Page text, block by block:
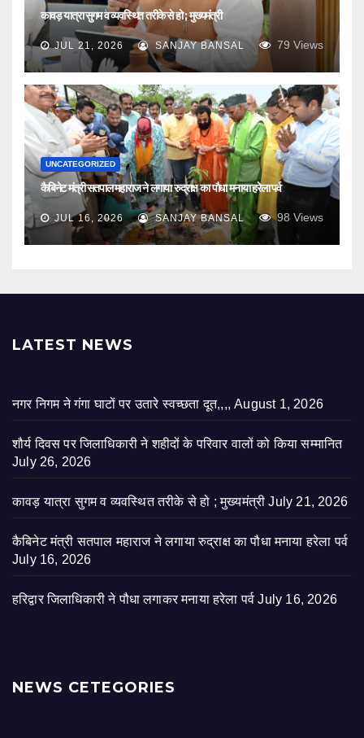
कावड़ यात्रा सुगम व व्यवस्थित तरीके से हो ; मुख्यमंत्री
JUL 21, 2026 SANJAY BANSAL 79 Views
UNCATEGORIZED
कैबिनेट मंत्री सतपाल महाराज ने लगाया रुद्राक्ष का पौधा मनाया हरेला पर्व
JUL 16, 2026 SANJAY BANSAL 98 Views
LATEST NEWS
नगर निगम ने गंगा घाटों पर उतारे स्वच्छता दूत,,,, August 1, 2026
शौर्य दिवस पर जिलाधिकारी ने शहीदों के परिवार वालों को किया सम्मानित
July 26, 2026
कावड़ यात्रा सुगम व व्यवस्थित तरीके से हो ; मुख्यमंत्री July 21, 2026
कैबिनेट मंत्री सतपाल महाराज ने लगाया रुद्राक्ष का पौधा मनाया हरेला पर्व
July 16, 2026
हरिद्वार जिलाधिकारी ने पौधा लगाकर मनाया हरेला पर्व July 16, 2026
NEWS CETEGORIES